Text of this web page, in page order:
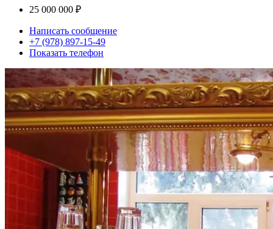
25 000 000 ₽
Написать сообщение
+7 (978) 897-15-49
Показать телефон